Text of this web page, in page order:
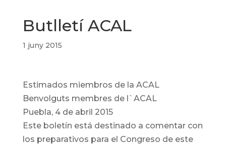
Butlletí ACAL
1 juny 2015
Estimados miembros de la ACAL
Benvolguts membres de l`ACAL
Puebla, 4 de abril 2015
Este boletín está destinado a comentar con
los preparativos para el Congreso de este